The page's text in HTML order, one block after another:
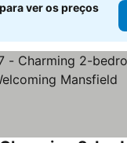
ver os preços